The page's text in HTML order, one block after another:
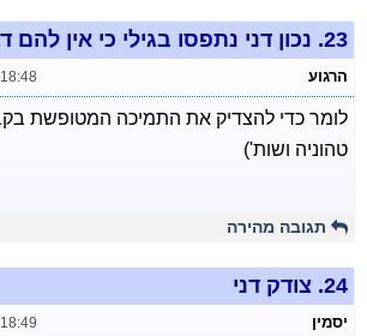
23. נכון דני נתפסו בגילי כי אין
הרגוע
לומר כדי להצדיק את התמיכה המטופשת
טהוניה ושות')
תגובה מהירה
24. צודק דני
יסמין